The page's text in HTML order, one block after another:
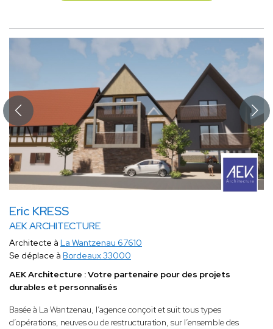
Eric KRESS
AEK ARCHITECTURE
Architecte à La Wantzenau 67610
Se déplace à Bordeaux 33000
AEK Architecture : Votre partenaire pour des projets
durables et personnalisés
Basée à La Wantzenau, l’agence conçoit et suit tous types
d’opérations, neuves ou de restructuration, sur l’ensemble des